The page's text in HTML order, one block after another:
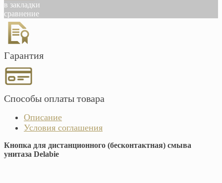
в закладки
сравнение
Гарантия
Способы оплаты товара
Описание
Условия соглашения
Кнопка для дистанционного (бесконтактная) смыва
унитаза Delabie